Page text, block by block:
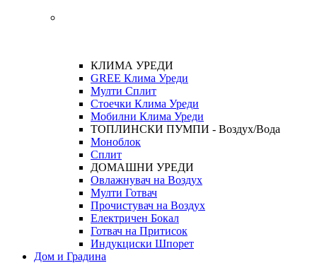
КЛИМА УРЕДИ
GREE Клима Уреди
Мулти Сплит
Стоечки Клима Уреди
Мобилни Клима Уреди
ТОПЛИНСКИ ПУМПИ - Воздух/Вода
Моноблок
Сплит
ДОМАШНИ УРЕДИ
Овлажнувач на Воздух
Мулти Готвач
Прочистувач на Воздух
Електричен Бокал
Готвач на Притисок
Индукциски Шпорет
Дом и Градина